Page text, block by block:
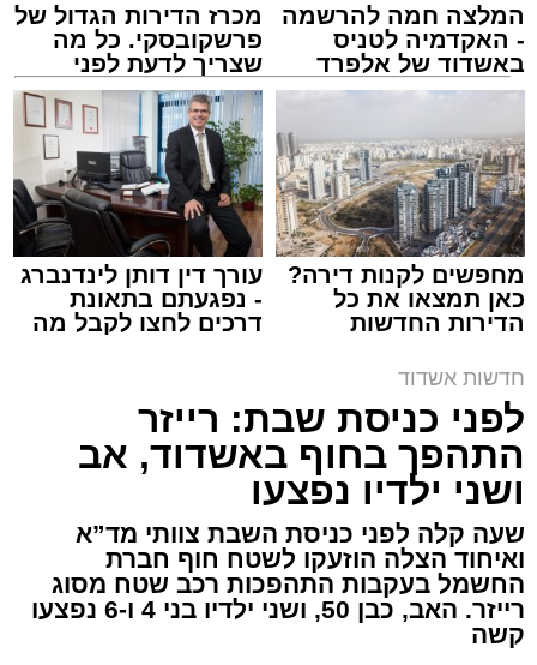
ארכיון המשטרה
עופר אשטוקר / 21:28 08.08.26
תגים:משטרת אשדוד, פריצה לבית באשדוד
תושב אשקלון בן 30 נעצר השבוע באשדוד לאחר
שנתפס ברחוב כשברשותו רכוש החשוד כגנוב,
ובהמשך הובא לבית משפט השלום באשקלון,
שהאריך את מעצרו עד ליום ראשון, 9 באוגוסט,
לצורך המשך החקירה.
המלצה חמה להרשמה
- האקדמיה לטניס
באשדוד של אלפרד
קריאולנסקי - לילדים
מכרז הדירות הגדול של
פרשקובסקי. כל מה
שצריך לדעת לפני
שמגישים הצעה לדירה
באשדוד
מחפשים לקנות דירה?
כאן תמצאו את כל
הדירות החדשות
עורך דין דותן לינדנברג
- נפגעתם בתאונת
דרכים לחצו לקבל מה
חדשות אשדוד
לפני כניסת שבת: רייזר
התהפך בחוף באשדוד, אב
ושני ילדיו נפצעו
שעה קלה לפני כניסת השבת צוותי מד”א
ואיחוד הצלה הוזעקו לשטח חוף חברת
החשמל בעקבות התהפכות רכב שטח מסוג
רייזר. האב, כבן 50, ושני ילדיו בני 4 ו-6 נפצעו
קשה